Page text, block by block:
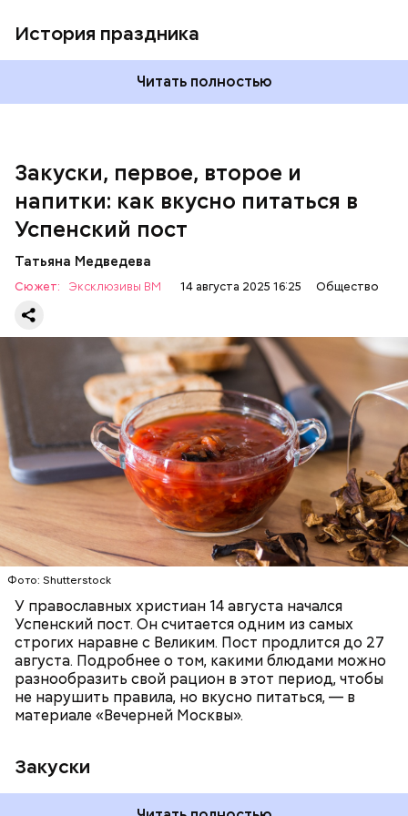
История праздника
Читать полностью
Закуски, первое, второе и
напитки: как вкусно питаться в
Успенский пост
Татьяна Медведева
Сюжет: Эксклюзивы ВМ 14 августа 2025 16:25 Общество
Фото: Shutterstock
У православных христиан 14 августа начался
Успенский пост. Он считается одним из самых
строгих наравне с Великим. Пост продлится до 27
августа. Подробнее о том, какими блюдами можно
разнообразить свой рацион в этот период, чтобы
не нарушить правила, но вкусно питаться, — в
материале «Вечерней Москвы».
Закуски
Баклажаны с овощами
600 г помидоров;
300 г моркови;
200 г шпината;
зелень петрушки и укропа.
ПРАВОСЛАВИЕ ЕДА РЕЦЕПТЫ
Читайте также:Синоптик предупредил о переносе
купального сезона в Москве и Подмосковье